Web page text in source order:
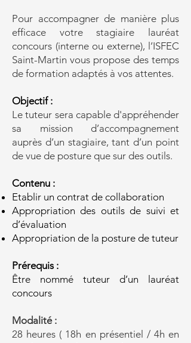
Pour accompagner de manière plus
efficace votre stagiaire lauréat
concours (interne ou externe), l’ISFEC
Saint-Martin vous propose des temps
de formation adaptés à vos attentes.
Objectif :
Le tuteur sera capable d'appréhender
sa mission d’accompagnement
auprès d’un stagiaire, tant d’un point
de vue de posture que sur des outils.
Contenu :
Etablir un contrat de collaboration
Appropriation des outils de suivi et
d’évaluation
Appropriation de la posture de tuteur
Prérequis :
Être nommé tuteur d’un lauréat
concours
Modalité :
28 heures ( 18h en présentiel / 4h en